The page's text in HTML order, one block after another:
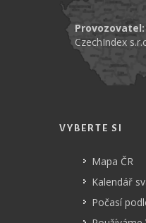
Provozovatel:
CzechIndex
VYBERTE SI
Mapa ČR
Kalendář
Počasí